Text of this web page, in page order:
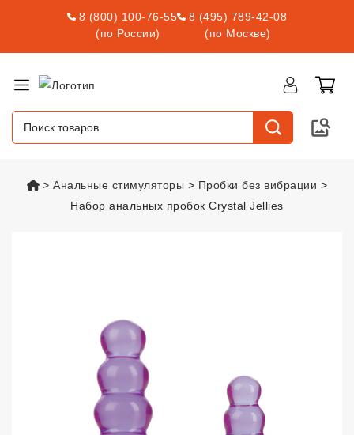
8 (800) 100-76-55
(по России)
8 (495) 789-42-08
(по Москве)
vsexshop.ru
Анальные стимуляторы
Пробки без вибрации
Набор анальных пробок Crystal Jellies